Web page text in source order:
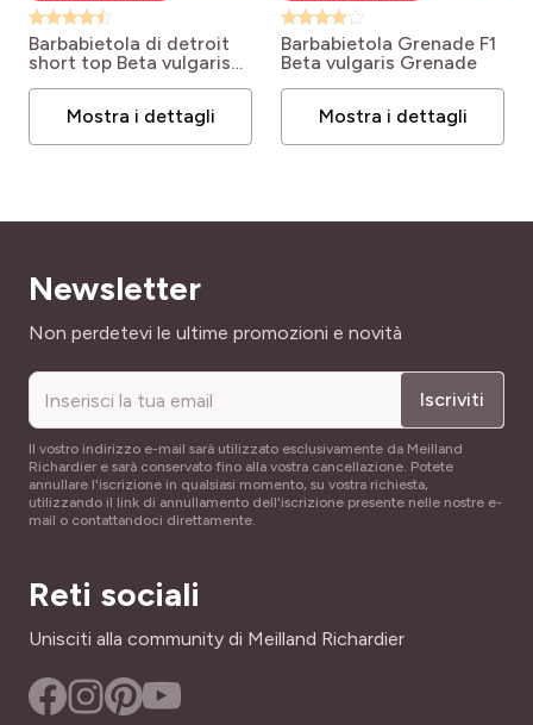
Barbabietola di detroit
short top Beta vulgaris
Mostra i dettagli
Barbabietola Grenade F1
Beta vulgaris Grenade
Mostra i dettagli
Newsletter
Indirizzo email
Non perdetevi le ultime promozioni e novità
Iscriviti
Il vostro indirizzo e-mail sarà utilizzato esclusivamente da Meilland
Richardier e sarà conservato fino alla vostra cancellazione. Potete
annullare l'iscrizione in qualsiasi momento, su vostra richiesta,
utilizzando il link di annullamento dell'iscrizione presente nelle nostre e-
mail o contattandoci direttamente.
Reti sociali
Unisciti alla community di Meilland Richardier